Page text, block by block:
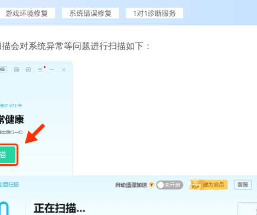
会对系统异常等问题进行扫描如下：